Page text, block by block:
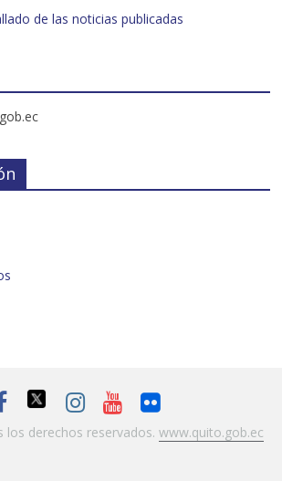
de las noticias publicadas
los derechos reservados.www.quito.gob.ec